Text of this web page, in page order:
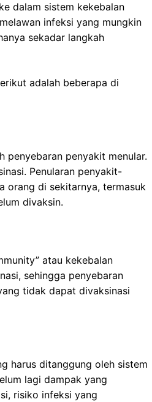
dalam sistem kekebalan
infeksi yang mungkin
sekadar langkah
adalah beberapa di
penyebaran penyakit menular.
Penularan penyakit-
orang di sekitarnya, termasuk
divaksin.
atau kekebalan
sehingga penyebaran
tidak dapat divaksinasi
harus ditanggung oleh sistem
lagi dampak yang
risiko infeksi yang